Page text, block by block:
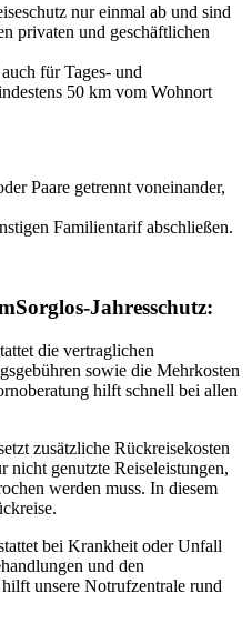
nur einmal ab und sind
privaten und geschäftlichen
für Tages- und
50 km vom Wohnort
Paare getrennt voneinander,
Familientarif abschließen.
Jahresschutz:
die vertraglichen
sowie die Mehrkosten
hilft schnell bei allen
zusätzliche Rückreisekosten
nicht genutzte Reiseleistungen,
werden muss. In diesem
bei Krankheit oder Unfall
und den
unsere Notrufzentrale rund